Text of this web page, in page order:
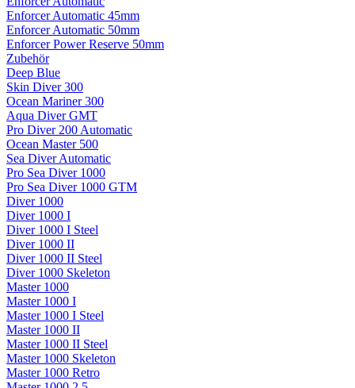
Enforcer Automatic 45mm
Enforcer Automatic 50mm
Enforcer Power Reserve 50mm
Zubehör
Deep Blue
Skin Diver 300
Ocean Mariner 300
Aqua Diver GMT
Pro Diver 200 Automatic
Ocean Master 500
Sea Diver Automatic
Pro Sea Diver 1000
Pro Sea Diver 1000 GTM
Diver 1000
Diver 1000 I
Diver 1000 I Steel
Diver 1000 II
Diver 1000 II Steel
Diver 1000 Skeleton
Master 1000
Master 1000 I
Master 1000 I Steel
Master 1000 II
Master 1000 II Steel
Master 1000 Skeleton
Master 1000 Retro